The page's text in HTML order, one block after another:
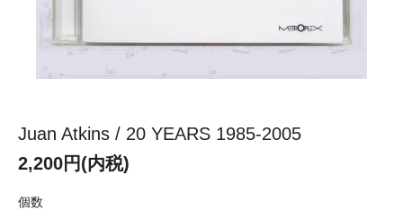
Juan Atkins / 20 YEARS 1985-2005
2,200円(内税)
個数